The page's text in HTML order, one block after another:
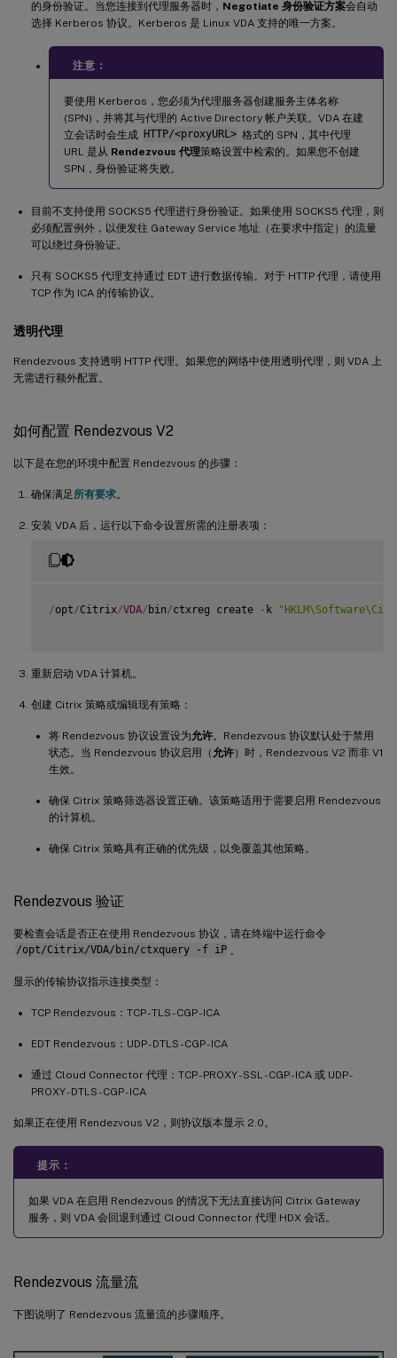
的身份验证。当您连接到代理服务器时， Negotiate 身份验证方案会自动
选择 Kerberos 协议。Kerberos 是 Linux VDA 支持的唯一方案。
注意：
要使用 Kerberos，您必须为代理服务器创建服务主体名称
(SPN)，并将其与代理的 Active Directory 帐户关联。VDA 在建
立会话时会生成 HTTP/<proxyURL> 格式的 SPN，其中代理
URL 是从 Rendezvous 代理策略设置中检索的。如果您不创建
SPN，身份验证将失败。
目前不支持使用 SOCKS5 代理进行身份验证。如果使用 SOCKS5 代理，则
必须配置例外，以便发往 Gateway Service 地址（在要求中指定）的流量
可以绕过身份验证。
只有 SOCKS5 代理支持通过 EDT 进行数据传输。对于 HTTP 代理，请使用
TCP 作为 ICA 的传输协议。
透明代理
Rendezvous 支持透明 HTTP 代理。如果您的网络中使用透明代理，则 VDA 上
无需进行额外配置。
如何配置 Rendezvous V2
以下是在您的环境中配置 Rendezvous 的步骤：
确保满足 所有要求。
安装 VDA 后，运行以下命令设置所需的注册表项：
/opt/Citrix/VDA/ bin/ctxreg create - k
重新启动 VDA 计算机。
创建 Citrix 策略或编辑现有策略：
将 Rendezvous 协议设置设为允许。Rendezvous 协议默认处于禁用
状态。当 Rendezvous 协议启用（ 允许）时，Rendezvous V2 而非 V1
生效。
确保 Citrix 策略筛选器设置正确。该策略适用于需要启用 Rendezvous
的计算机。
确保 Citrix 策略具有正确的优先级，以免覆盖其他策略。
Rendezvous 验证
要检查会话是否正在使用 Rendezvous 协议，请在终端中运行命令
/opt/Citrix/VDA/bin/ctxquery -f iP 。
显示的传输协议指示连接类型：
TCP Rendezvous：TCP - TLS - CGP - ICA
EDT Rendezvous：UDP - DTLS - CGP - ICA
通过 Cloud Connector 代理：TCP - PROXY - SSL - CGP - ICA 或 UDP -
PROXY - DTLS - CGP - ICA
如果正在使用 Rendezvous V2，则协议版本显示 2.0。
提示：
如果 VDA 在启用 Rendezvous 的情况下无法直接访问 Citrix Gateway
服务，则 VDA 会回退到通过 Cloud Connector 代理 HDX 会话。
Rendezvous 流量流
下图说明了 Rendezvous 流量流的步骤顺序。